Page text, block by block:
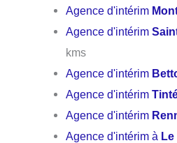
Agence d'intérim
Agence d'intérim
kms
Agence d'intérim
Agence d'intérim
Agence d'intérim
Agence d'intérim à Le